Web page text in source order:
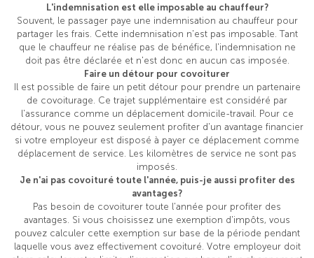
L'indemnisation est elle imposable au chauffeur?
Souvent, le passager paye une indemnisation au chauffeur pour
partager les frais. Cette indemnisation n'est pas imposable. Tant
que le chauffeur ne réalise pas de bénéfice, l'indemnisation ne
doit pas être déclarée et n'est donc en aucun cas imposée.
Faire un détour pour covoiturer
Il est possible de faire un petit détour pour prendre un partenaire
de covoiturage. Ce trajet supplémentaire est considéré par
l'assurance comme un déplacement domicile-travail. Pour ce
détour, vous ne pouvez seulement profiter d'un avantage financier
si votre employeur est disposé à payer ce déplacement comme
déplacement de service. Les kilomètres de service ne sont pas
imposés.
Je n'ai pas covoituré toute l'année, puis-je aussi profiter des
avantages?
Pas besoin de covoiturer toute l'année pour profiter des
avantages. Si vous choisissez une exemption d'impôts, vous
pouvez calculer cette exemption sur base de la période pendant
laquelle vous avez effectivement covoituré. Votre employeur doit